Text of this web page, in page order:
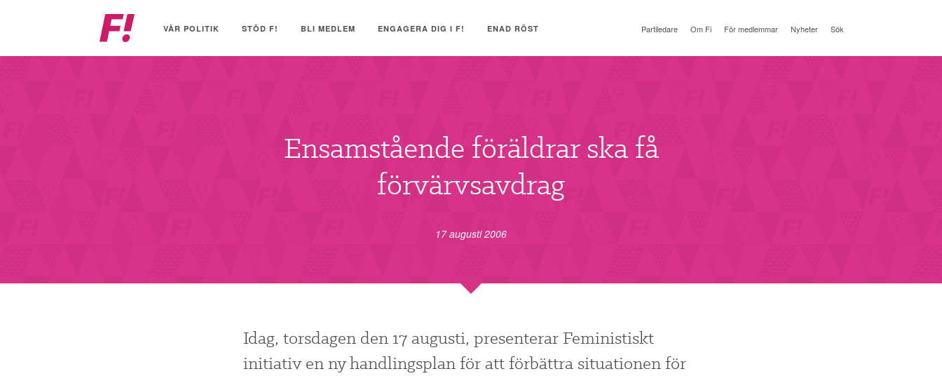
initiativ
VÅR POLITIK STÖD F! BLI MEDLEM ENGAGERA DIG I F! ENAD RÖST Partiledare Om Fi För medlemmar Nyheter Sök
Ensamstående föräldrar ska få
förvärvsavdrag
17 augusti 2006
Idag, torsdagen den 17 augusti, presenterar Feministiskt
initiativ en ny handlingsplan för att förbättra situationen för